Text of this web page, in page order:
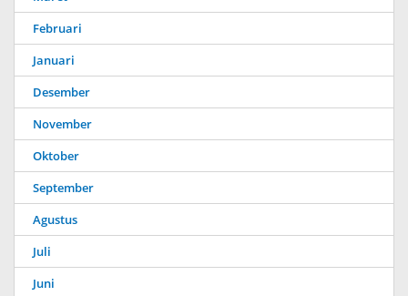
Februari
Januari
Desember
November
Oktober
September
Agustus
Juli
Juni